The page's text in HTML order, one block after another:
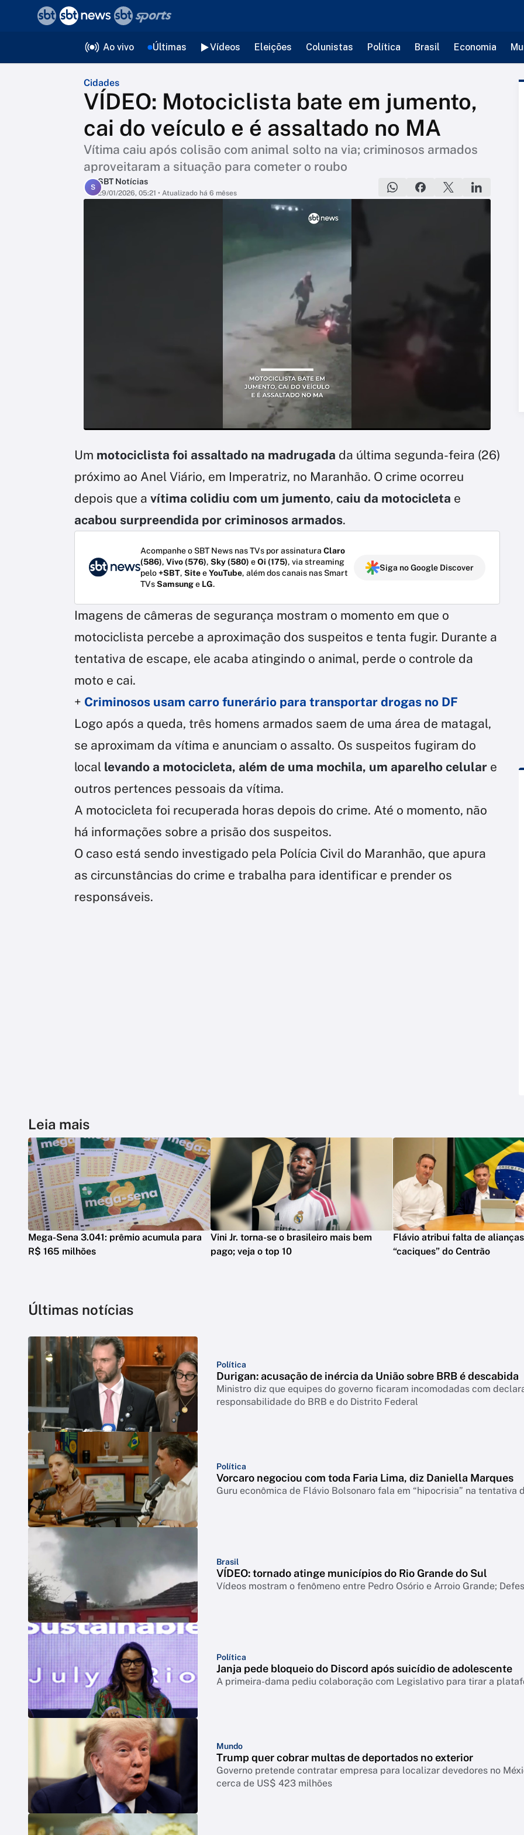
Ao vivo Últimas Vídeos Eleições Colunistas Política Brasil Economia
Cidades
VÍDEO: Motociclista bate em jumento,
cai do veículo e é assaltado no MA
Vítima caiu após colisão com animal solto na via; criminosos armados
aproveitaram a situação para cometer o roubo
S
SBT Notícias
29/01/2026, 05:21 • Atualizado há 6 mêses
Um motociclista foi assaltado na madrugada da última segunda-feira (26)
próximo ao Anel Viário, em Imperatriz, no Maranhão. O crime ocorreu
depois que a vítima colidiu com um jumento, caiu da motocicleta e
acabou surpreendida por criminosos armados.
Acompanhe o SBT News nas TVs por assinatura Claro
(586), Vivo (576), Sky (580) eOi (175), via streaming
pelo+SBT, SiteeYouTube, além dos canais nas Smart
TVsSamsunge LG.
Siga no Google Discover
Imagens de câmeras de segurança mostram o momento em que o
motociclista percebe a aproximação dos suspeitos e tenta fugir. Durante a
tentativa de escape, ele acaba atingindo o animal, perde o controle da
moto e cai.
+ Criminosos usam carro funerário para transportar drogas no DF
Logo após a queda, três homens armados saem de uma área de matagal,
se aproximam da vítima e anunciam o assalto. Os suspeitos fugiram do
local levando a motocicleta, além de uma mochila, um aparelho celular e
outros pertences pessoais da vítima.
A motocicleta foi recuperada horas depois do crime. Até o momento, não
há informações sobre a prisão dos suspeitos.
O caso está sendo investigado pela Polícia Civil do Maranhão, que apura
as circunstâncias do crime e trabalha para identificar e prender os
responsáveis.
Leia mais
Mega-Sena 3.041: prêmio acumula para
R$ 165 milhões
Vini Jr. torna-se o brasileiro mais bem
pago; veja o top 10
Flávio atribui falta de
“caciques” do Centrão
Últimas notícias
Política
Durigan: acusação de inércia da União sobre BRB é descabida
Ministro diz que equipes do governo ficaram incomodadas com
responsabilidade do BRB e do Distrito Federal
Política
Vorcaro negociou com toda Faria Lima, diz Daniella Marques
Guru econômica de Flávio Bolsonaro fala em “hipocrisia” na tentativa
Brasil
VÍDEO: tornado atinge municípios do Rio Grande do Sul
Vídeos mostram o fenômeno entre Pedro Osório e Arroio Grande;
Política
Janja pede bloqueio do Discord após suicídio de adolescente
A primeira-dama pediu colaboração com Legislativo para tirar a
Mundo
Trump quer cobrar multas de deportados no exterior
Governo pretende contratar empresa para localizar devedores no
cerca de US$ 423 milhões
voltar
Editorias